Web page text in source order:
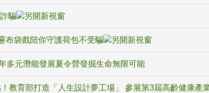
騙
布袋戲陪你守護荷包不受騙
多元潛能發展夏令營發掘生命無限可能
教育部打造「人生設計夢工場」 參展第3屆高齡健康產